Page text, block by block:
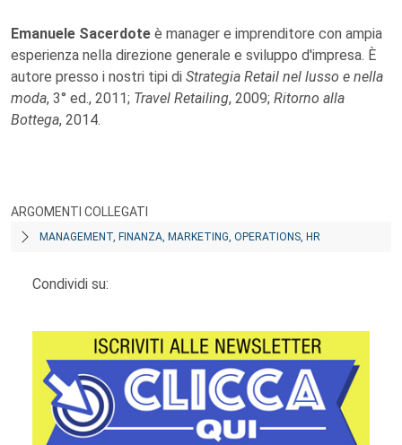
Emanuele Sacerdote è manager e imprenditore con ampia
esperienza nella direzione generale e sviluppo d'impresa. È
autore presso i nostri tipi di Strategia Retail nel lusso e nella
moda, 3° ed., 2011; Travel Retailing, 2009; Ritorno alla
Bottega, 2014.
ARGOMENTI COLLEGATI
MANAGEMENT, FINANZA, MARKETING, OPERATIONS, HR
Condividi su: